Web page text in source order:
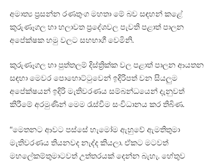
අමාත්‍ය ප්‍රසන්න රණතුංග මහතා මේ බව සඳහන් කළේ
කුරුණෑගල හා හලාවත ප්‍රදේශවල පැවති පළාත් පාලන
අපේක්ෂක හමු වලට සහභාගී වෙමිනි.
කුරුණෑගල හා පුත්තලම් දිස්ත්‍රික්ක වල පළාත් පාලන ආයතන
සඳහා මෙවර පොහොට්ටුවෙන් ඉදිරිපත් වන සියලුම
අපේක්ෂයන් ඉදිරි මැතිවරණය සම්බන්ධයෙන් දැනුවත්
කිරීමේ අරමුණින් මෙම රැස්වීම සංවිධානය කර තිබිණ.
“මෙතනට ආවට පස්සේ හැමෝම ඇහුවේ ඇමතිතුමා
මැතිවරණය තියනවද නැද්ද කියලා. ඒකට මටවත්
මහලේකම්තුමාටවත් උත්තරයක් දෙන්න බැහැ. හේතුව